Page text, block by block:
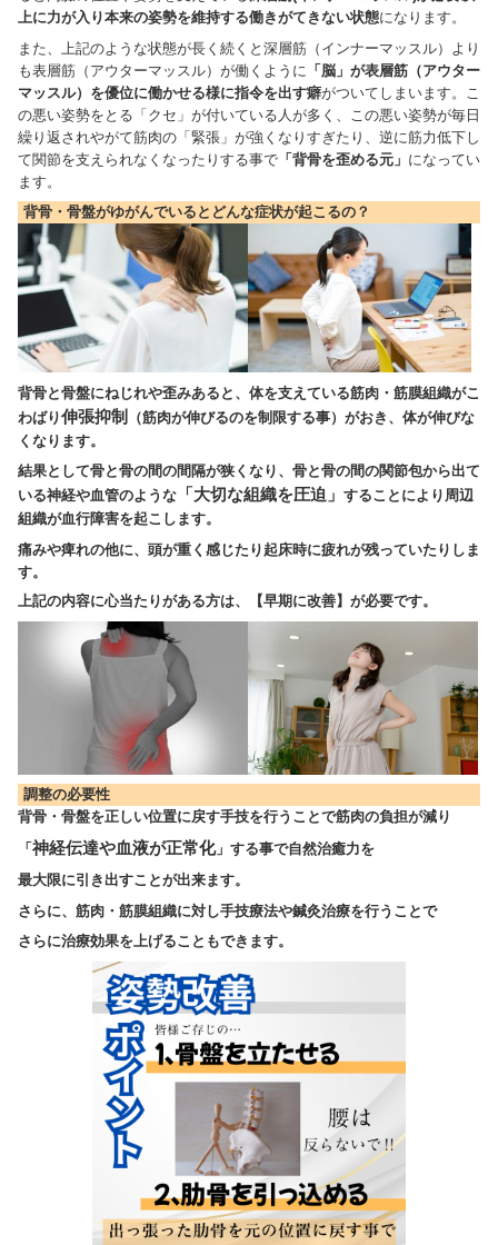
背骨・骨盤の歪みとは
まずは歪みの原因を探ろう！！
私たち現代人は生活の中で体を出来るだけ省エ
ネで動かそうとします。なぜかと言うと、体は
生きて行く為に必要な様々な内臓の動きを円滑
に働かせるために、エネルギーという名のカロ
リーを消費しながら生活をしています。動物は
このカロリーがなくなると生きていけなくなる
為、出来るだけ省エネな働き方を学習して生活を
そして、内臓を円滑に働かせたり姿勢を保つ為に
脳が自動的に制御して深層筋（インナーマ
これによって無意識に姿勢を保っています
※重要ポイント
日頃の不良姿勢などにより、内臓のポジションが
ると内臓の位置や姿勢を支えている深層筋(イン
上に力が入り本来の姿勢を維持する働きがてきな
また、上記のような状態が長く続くと深層筋（
も表層筋（アウターマッスル）が働くように
「脳
マッスル）を優位に働かせる様に指令を出す癖
の悪い姿勢をとる「クセ」が付いている人が多く
繰り返されやがて筋肉の「緊張」が強くなりすぎ
て関節を支えられなくなったりする事で
ます。
背骨・骨盤がゆがんでいるとどんな症状が起こ
背骨と骨盤にねじれや歪みあると、体を支えて